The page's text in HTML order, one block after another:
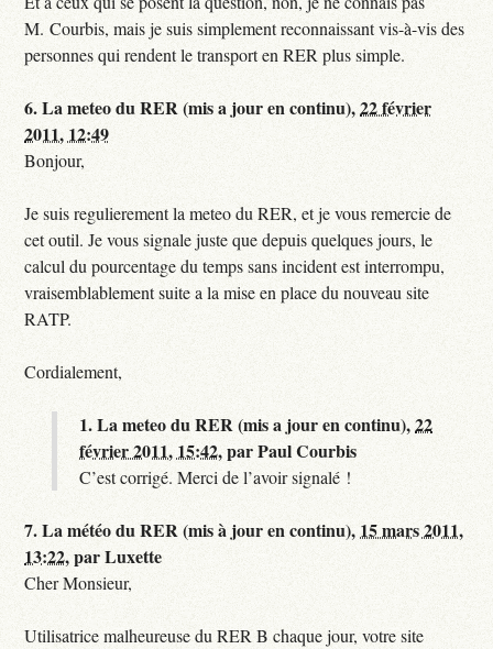
M. Courbis, mais je suis simplement reconnaissant vis-à-vis des
personnes qui rendent le transport en RER plus simple.
6.La meteo du RER (mis a jour en continu),22 février
2011, 12:49
Bonjour,
Je suis regulierement la meteo du RER, et je vous remercie de
cet outil. Je vous signale juste que depuis quelques jours, le
calcul du pourcentage du temps sans incident est interrompu,
vraisemblablement suite a la mise en place du nouveau site
RATP.
Cordialement,
1.La meteo du RER (mis a jour en continu),22
février 2011, 15:42,parPaul Courbis
C’est corrigé. Merci de l’avoir signalé !
7.La météo du RER (mis à jour en continu), 15 mars 2011,
13:22,parLuxette
Cher Monsieur,
Utilisatrice malheureuse du RER B chaque jour, votre site